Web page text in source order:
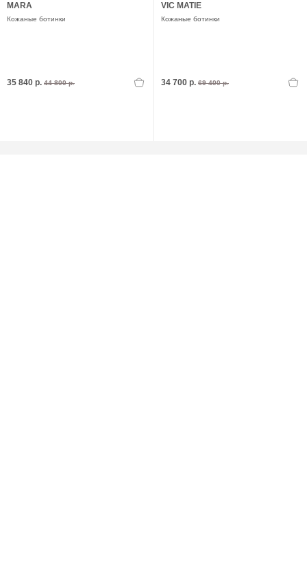
MARA
Кожаные ботинки
35 840 р. 44 800 р.
VIC MATIE
Кожаные ботинки
34 700 р. 69 400 р.